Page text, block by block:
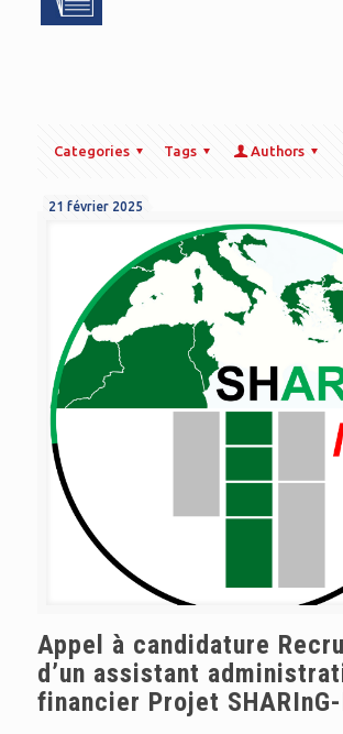
Categories Tags Authors
21 février 2025
Appel à candidature
d’un assistant
financier Projet SHARInG-